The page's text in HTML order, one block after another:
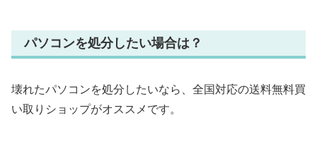
パソコンを処分したい場合は？
壊れたパソコンを処分したいなら、全国対応の送料無料買
い取りショップがオススメです。